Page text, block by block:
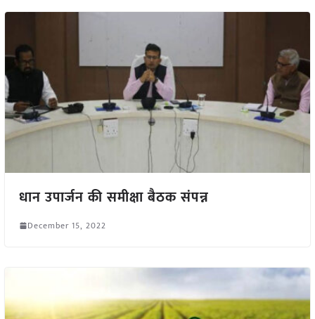
धान उपार्जन की समीक्षा बैठक संपन्न
December 15, 2022